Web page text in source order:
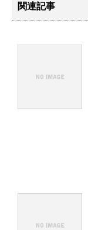
関連記事